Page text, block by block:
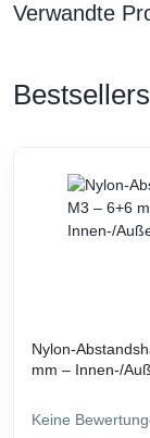
Verwandte
Bestsellers
Nylon-
mm – Innen-/
Keine